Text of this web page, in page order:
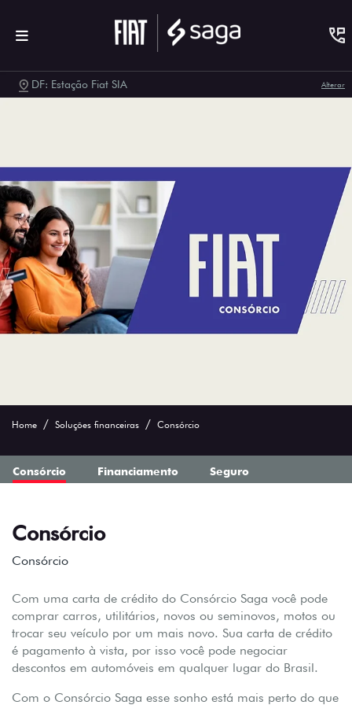
DF: Estação Fiat SIA Alterar
Home Soluções financeiras Consórcio
Consórcio Financiamento Seguro
Consórcio
Consórcio
Com uma carta de crédito do Consórcio Saga você pode
comprar carros, utilitários, novos ou seminovos, motos ou
trocar seu veículo por um mais novo. Sua carta de crédito
é pagamento à vista, por isso você pode negociar
descontos em automóveis em qualquer lugar do Brasil.
Com o Consórcio Saga esse sonho está mais perto do que